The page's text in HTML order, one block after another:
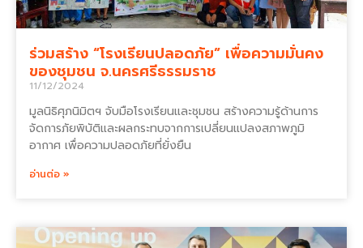
ร่วมสร้าง “โรงเรียนปลอดภัย” เพื่อความมั่นคง
ของชุมชน จ.นครศรีธรรมราช
11/12/2024
มูลนิธิศุภนิมิตฯ จับมือโรงเรียนและชุมชน สร้างความรู้ด้านการ
จัดการภัยพิบัติและผลกระทบจากการเปลี่ยนแปลงสภาพภูมิ
อากาศ เพื่อความปลอดภัยที่ยั่งยืน
อ่านต่อ »